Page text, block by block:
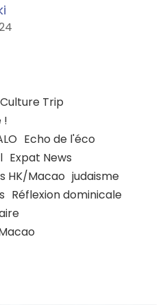
Culture Trip
!
Echo de l'éco
Expat News
HK/Macao judaisme
Réflexion dominicale